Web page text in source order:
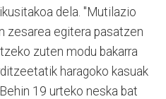
dela. "Mutilazio
zesarea egitera pasatzen
zuten modu bakarra
haragoko kasuak
19 urteko neska bat